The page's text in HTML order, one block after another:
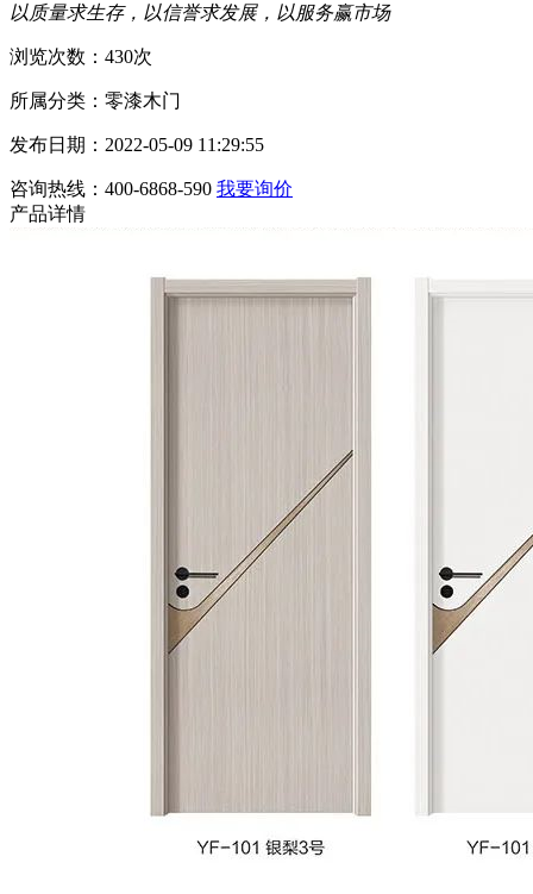
以质量求生存，以信誉求发展，以服务赢市场
浏览次数：430次
所属分类：零漆木门
发布日期：2022-05-09 11:29:55
咨询热线：400-6868-590 我要询价
产品详情